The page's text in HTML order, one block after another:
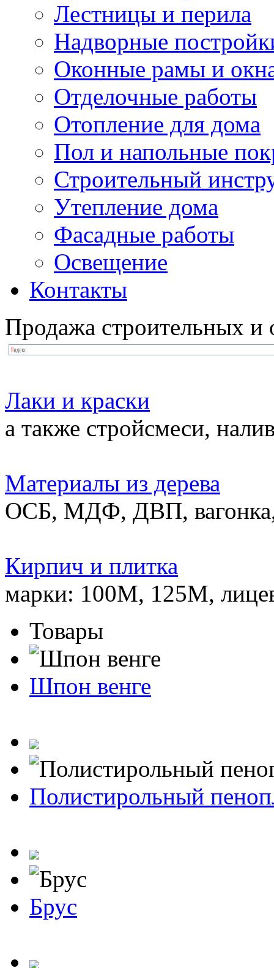
Лестницы и перила
Надворные
Оконные рамы и
Отделочные работы
Отопление для дома
Пол и напольные
Строительный
Утепление дома
Фасадные работы
Освещение
Контакты
Продажа строительных и
Лаки и краски
а также стройсмеси,
Материалы из дерева
ОСБ, МДФ, ДВП,
Кирпич и плитка
марки: 100М, 125М,
Товары
Шпон венге
Полистирольный
Брус